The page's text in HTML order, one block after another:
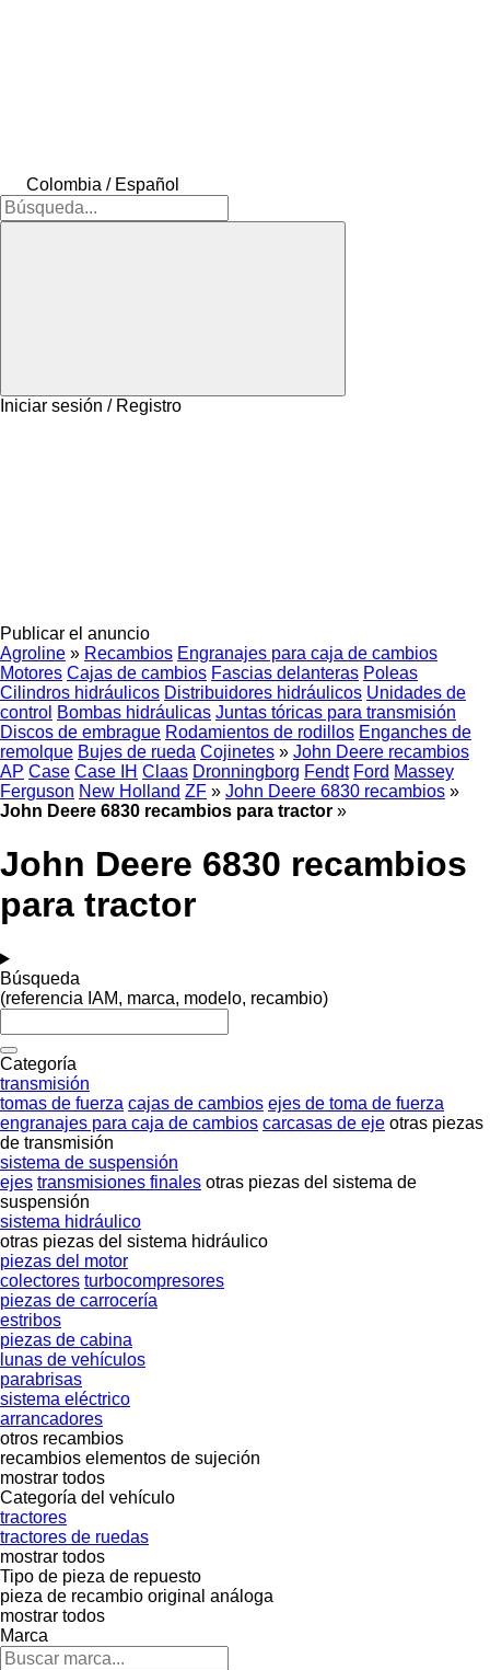
Colombia / Español
Iniciar sesión / Registro
Publicar el anuncio
Agroline » Recambios Engranajes para caja de cambios
Motores Cajas de cambios Fascias delanteras Poleas
Cilindros hidráulicos Distribuidores hidráulicos Unidades de
control Bombas hidráulicas Juntas tóricas para transmisión
Discos de embrague Rodamientos de rodillos Enganches de
remolque Bujes de rueda Cojinetes » John Deere recambios
AP Case Case IH Claas Dronningborg Fendt Ford Massey
Ferguson New Holland ZF » John Deere 6830 recambios »
John Deere 6830 recambios para tractor »
John Deere 6830 recambios
para tractor
Búsqueda
(referencia IAM, marca, modelo, recambio)
Categoría
transmisión
tomas de fuerza cajas de cambios ejes de toma de fuerza
engranajes para caja de cambios carcasas de eje otras piezas
de transmisión
sistema de suspensión
ejes transmisiones finales otras piezas del sistema de
suspensión
sistema hidráulico
otras piezas del sistema hidráulico
piezas del motor
colectores turbocompresores
piezas de carrocería
estribos
piezas de cabina
lunas de vehículos
parabrisas
sistema eléctrico
arrancadores
otros recambios
recambios elementos de sujeción
mostrar todos
Categoría del vehículo
tractores
tractores de ruedas
mostrar todos
Tipo de pieza de repuesto
pieza de recambio original análoga
mostrar todos
Marca